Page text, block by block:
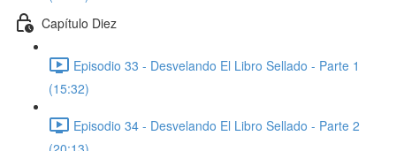
Capítulo Diez
Episodio 33 - Desvelando El Libro Sellado - Parte 1
(15:32)
Episodio 34 - Desvelando El Libro Sellado - Parte 2